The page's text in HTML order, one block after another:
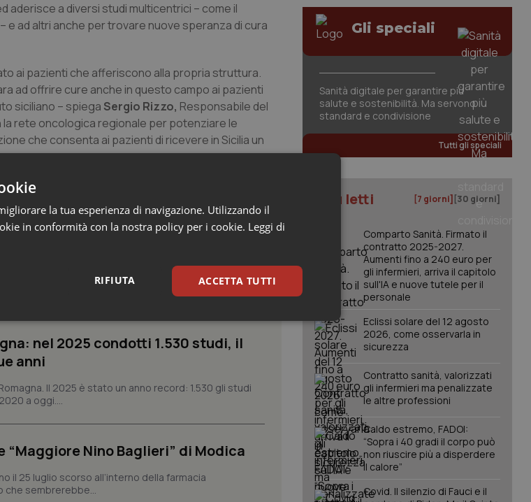
aderisce a diversi studi multicentrici – come il
ad altri anche per trovare nuove speranza di cura
ai pazienti che afferiscono alla propria struttura.
ad offrire cure anche in questo campo ai pazienti
siciliano – spiega Sergio Rizzo, Responsabile del
la rete oncologica regionale per potenziare le
che consenta ai pazienti di ricevere in Sicilia un
nel 2025 condotti 1.530 studi, il
anni
Il 2025 è stato un anno record: 1.530 gli studi
a oggi....
Nino Baglieri” di Modica
il 25 luglio scorso all’interno della farmacia
che sembrerebbe...
Gli speciali
Sanità digitale per garantire più
salute e sostenibilità. Ma servono
standard e condivisione
Tutti gli speciali
I più letti [7 giorni] [30 giorni]
Comparto Sanità. Firmato il
contratto 2025-2027.
Aumenti fino a 240 euro per
gli infermieri, arriva il capitolo
sull'IA e nuove tutele per il
personale
Eclissi solare del 12 agosto
2026, come osservarla in
sicurezza
Contratto sanità, valorizzati
gli infermieri ma penalizzate
le altre professioni
Caldo estremo, FADOI:
“Sopra i 40 gradi il corpo può
non riuscire più a disperdere
il calore”
Covid. Il silenzio di Fauci e il
la tua esperienza di navigazione. Utilizzando il
in conformità con la nostra policy per i cookie. Leggi di
ACCETTA TUTTI
RIFIUTA
Statistici Marketing
Statistici Marketing
il sito web abilitandone funzionalità di base quali la navigazione sulle pagine
è in grado di funzionare correttamente senza questi cookie.
Scadenza
Descrizione